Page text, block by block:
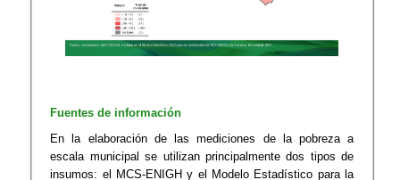
Fuentes de información
En la elaboración de las mediciones de la pobreza a
escala municipal se utilizan principalmente dos tipos de
insumos: el MCS-ENIGH y el Modelo Estadístico para la